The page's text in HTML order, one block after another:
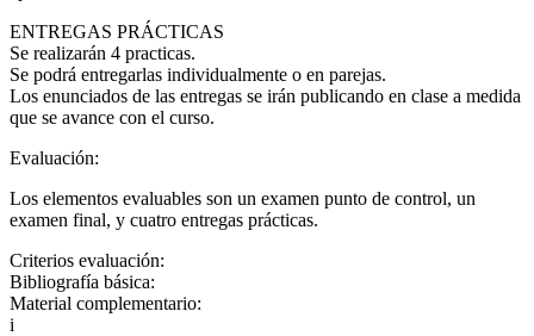
ENTREGAS PRÁCTICAS
Se realizarán 4 practicas.
Se podrá entregarlas individualmente o en parejas.
Los enunciados de las entregas se irán publicando en clase a medida
que se avance con el curso.
Evaluación:
Los elementos evaluables son un examen punto de control, un
examen final, y cuatro entregas prácticas.
Criterios evaluación:
Bibliografía básica:
Material complementario:
i